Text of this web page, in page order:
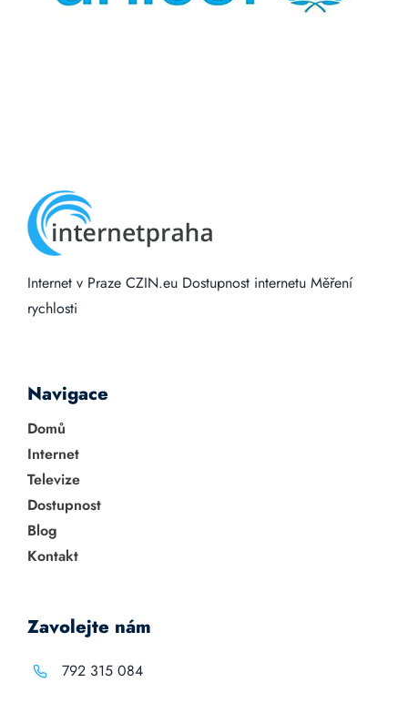
Internet v Praze CZIN.eu Dostupnost internetu Měření
rychlosti
Navigace
Domů
Internet
Televize
Dostupnost
Blog
Kontakt
Zavolejte nám
792 315 084